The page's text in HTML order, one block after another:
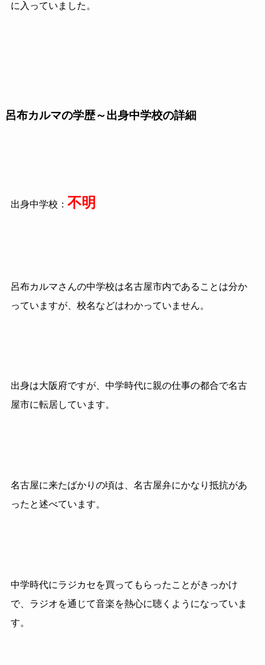
に入っていました。
呂布カルマの学歴～出身中学校の詳細
出身中学校： 不明
呂布カルマさんの中学校は名古屋市内であることは分か
っていますが、校名などはわかっていません。
出身は大阪府ですが、中学時代に親の仕事の都合で名古
屋市に転居しています。
名古屋に来たばかりの頃は、名古屋弁にかなり抵抗があ
ったと述べています。
中学時代にラジカセを買ってもらったことがきっかけ
で、ラジオを通じて音楽を熱心に聴くようになっていま
す。